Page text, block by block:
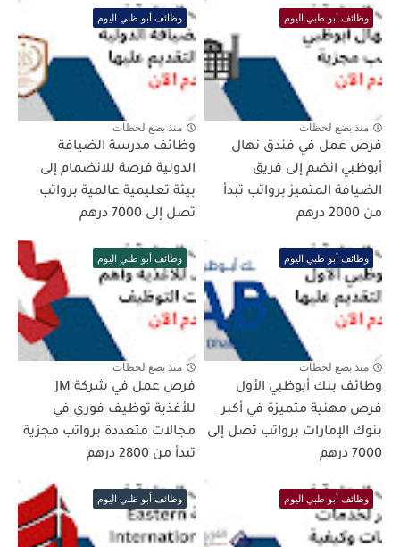
وظائف أبو ظبي اليوم
منذ بضع لحظات
فرص عمل في فندق نهال
أبوظبي انضم إلى فريق
الضيافة المتميز برواتب تبدأ
من 2000 درهم
وظائف أبو ظبي اليوم
منذ بضع لحظات
وظائف مدرسة الضيافة
الدولية فرصة للانضمام إلى
بيئة تعليمية عالمية برواتب
تصل إلى 7000 درهم
وظائف أبو ظبي اليوم
منذ بضع لحظات
وظائف بنك أبوظبي الأول
فرص مهنية متميزة في أكبر
بنوك الإمارات برواتب تصل إلى
7000 درهم
وظائف أبو ظبي اليوم
منذ بضع لحظات
فرص عمل في شركة JM
للأغذية توظيف فوري في
مجالات متعددة برواتب مجزية
تبدأ من 2800 درهم
وظائف أبو ظبي اليوم وظائف أبو ظبي اليوم